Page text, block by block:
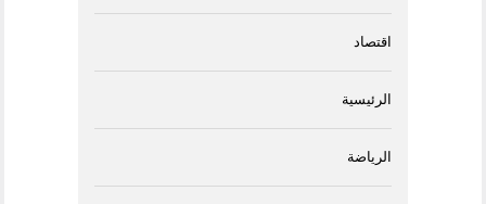
اقتصاد
الرئيسية
الرياضة